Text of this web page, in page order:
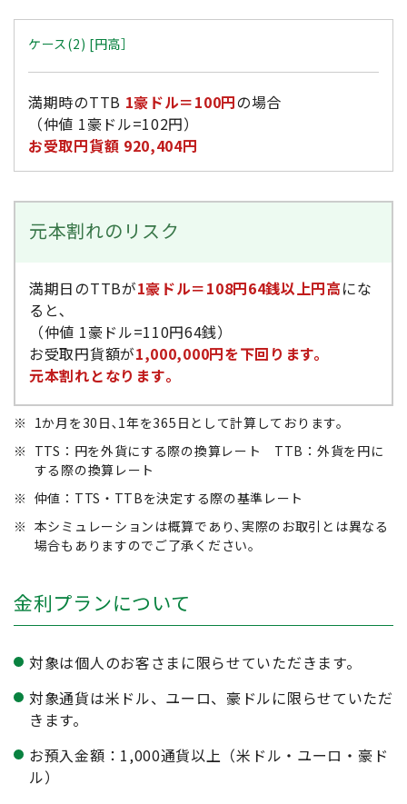
ケース(2) [円高］
満期時のTTB 1豪ドル＝100円の場合
（仲値 1豪ドル=102円）
お受取円貨額 920,404円
元本割れのリスク
満期日のTTBが1豪ドル＝108円64銭以上円高にな
ると､
（仲値 1豪ドル=110円64銭）
お受取円貨額が1,000,000円を下回ります。
元本割れとなります｡
※ 1か月を30日､1年を365日として計算しております。
※ TTS：円を外貨にする際の換算レート TTB：外貨を円に
する際の換算レート
※ 仲値：TTS・TTBを決定する際の基準レート
※ 本シミュレーションは概算であり､実際のお取引とは異なる
場合もありますのでご了承ください。
金利プランについて
対象は個人のお客さまに限らせていただきます。
対象通貨は米ドル、ユーロ、豪ドルに限らせていただ
きます。
お預入金額：1,000通貨以上（米ドル・ユーロ・豪ド
ル）